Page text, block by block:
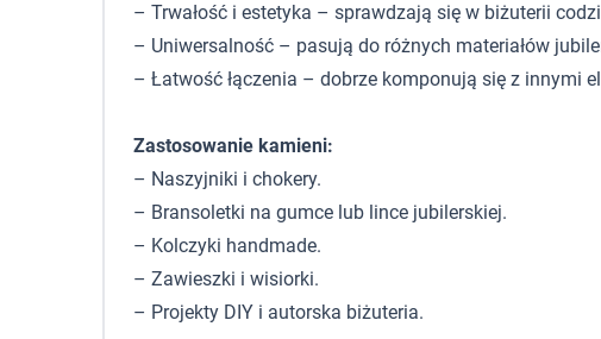
– Trwałość i estetyka – sprawdzają się w biżuterii
– Uniwersalność – pasują do różnych materiałów
– Łatwość łączenia – dobrze komponują się z innymi
Zastosowanie kamieni:
– Naszyjniki i chokery.
– Bransoletki na gumce lub lince jubilerskiej.
– Kolczyki handmade.
– Zawieszki i wisiorki.
– Projekty DIY i autorska biżuteria.